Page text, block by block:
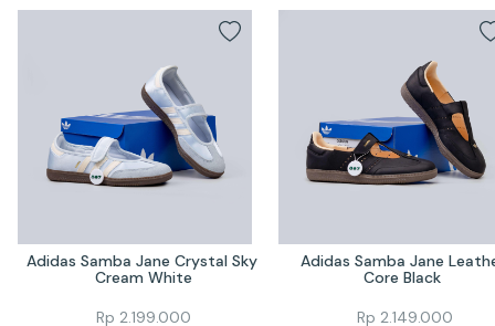
Adidas Samba Jane Crystal Sky
Cream White
Rp 2.199.000
Adidas Samba Jane
Core Black
Rp 2.149.000